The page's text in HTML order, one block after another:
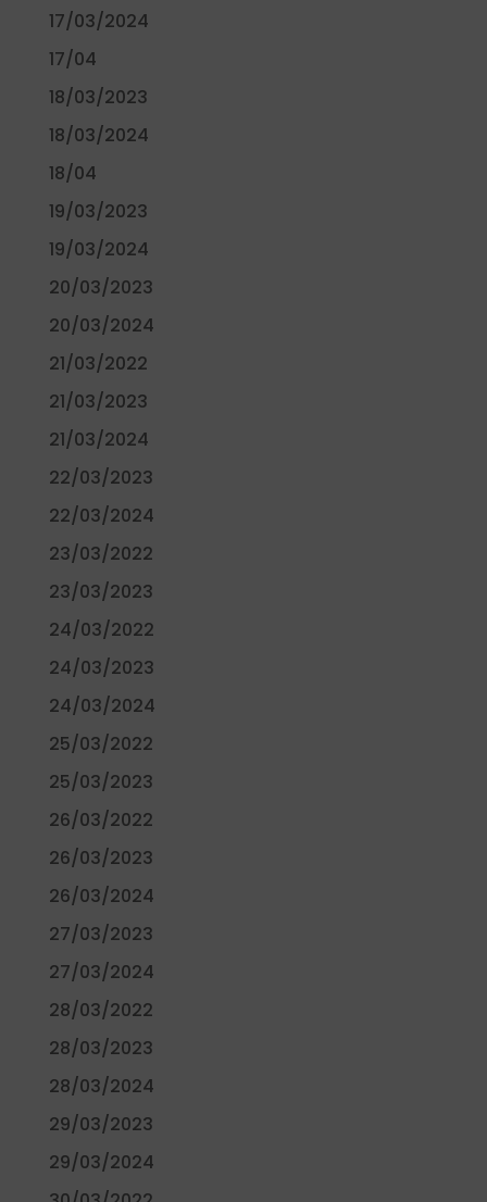
17/03/2024
17/04
18/03/2023
18/03/2024
18/04
19/03/2023
19/03/2024
20/03/2023
20/03/2024
21/03/2022
21/03/2023
21/03/2024
22/03/2023
22/03/2024
23/03/2022
23/03/2023
24/03/2022
24/03/2023
24/03/2024
25/03/2022
25/03/2023
26/03/2022
26/03/2023
26/03/2024
27/03/2023
27/03/2024
28/03/2022
28/03/2023
28/03/2024
29/03/2023
29/03/2024